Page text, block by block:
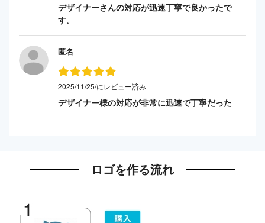
デザイナーさんの対応が迅速丁寧で良かったで
す。
匿名
2025/11/25/にレビュー済み
デザイナー様の対応が非常に迅速で丁寧だった
ロゴを作る流れ